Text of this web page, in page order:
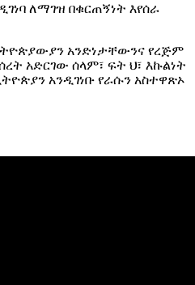
ለማገዝ በቁርጠኝነት እየሰራ
አንድነታቸውንና የረጅም
አድርገው ሰላም፣ ፍት ህ፣ እኩልነት
አንዲገነቡ የራሱን አስተዋጽኦ